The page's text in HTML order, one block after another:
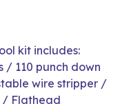
kit includes:
/ 110 punch down
wire stripper /
/ Flathead